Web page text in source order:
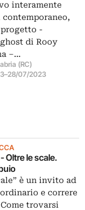
interamente
-
di Rooy
–…
(RC)
–28/07/2023
Oltre le scale.
è un invito ad
e correre
trovarsi